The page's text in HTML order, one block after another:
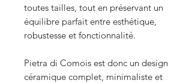
toutes tailles, tout en préservant un
équilibre parfait entre esthétique,
robustesse et fonctionnalité.
Pietra di Comois est donc un design
céramique complet, minimaliste et